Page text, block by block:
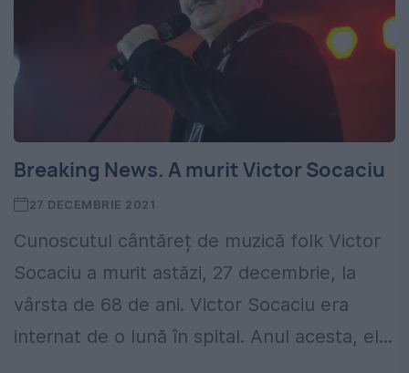
Breaking News. A murit Victor Socaciu
27 DECEMBRIE 2021
Cunoscutul cântăreț de muzică folk Victor
Socaciu a murit astăzi, 27 decembrie, la
vârsta de 68 de ani. Victor Socaciu era
internat de o lună în spital. Anul acesta, el...